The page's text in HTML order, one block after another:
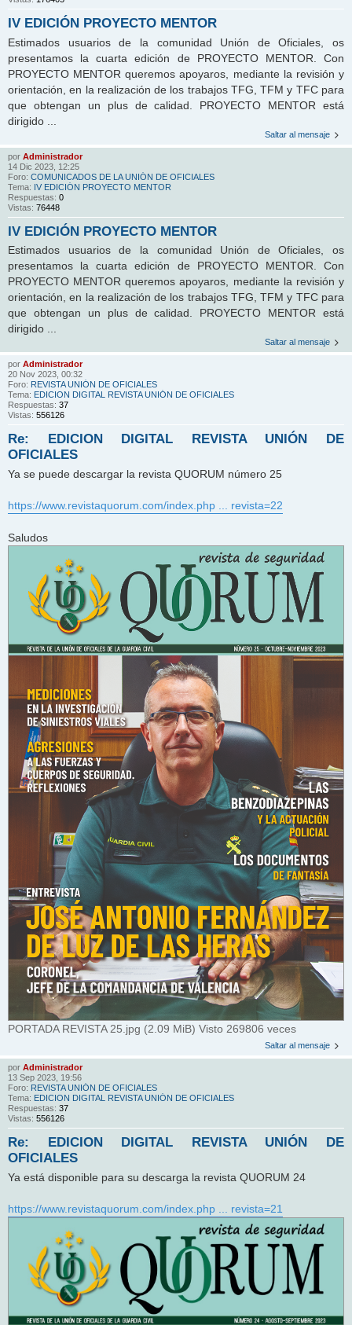
IV EDICIÓN PROYECTO MENTOR
Estimados usuarios de la comunidad Unión de Oficiales, os
presentamos la cuarta edición de PROYECTO MENTOR. Con
PROYECTO MENTOR queremos apoyaros, mediante la revisión y
orientación, en la realización de los trabajos TFG, TFM y TFC para
que obtengan un plus de calidad. PROYECTO MENTOR está
dirigido ...
Saltar al mensaje
por Administrador
14 Dic 2023, 12:25
Foro: COMUNICADOS DE LA UNIÓN DE OFICIALES
Tema: IV EDICIÓN PROYECTO MENTOR
Respuestas: 0
Vistas: 76448
IV EDICIÓN PROYECTO MENTOR
Estimados usuarios de la comunidad Unión de Oficiales, os
presentamos la cuarta edición de PROYECTO MENTOR. Con
PROYECTO MENTOR queremos apoyaros, mediante la revisión y
orientación, en la realización de los trabajos TFG, TFM y TFC para
que obtengan un plus de calidad. PROYECTO MENTOR está
dirigido ...
Saltar al mensaje
por Administrador
20 Nov 2023, 00:32
Foro: REVISTA UNIÓN DE OFICIALES
Tema: EDICION DIGITAL REVISTA UNIÓN DE OFICIALES
Respuestas: 37
Vistas: 556126
Re: EDICION DIGITAL REVISTA UNIÓN DE
OFICIALES
Ya se puede descargar la revista QUORUM número 25
https://www.revistaquorum.com/index.php ... revista=22
Saludos
PORTADA REVISTA 25.jpg (2.09 MiB) Visto 269806 veces
Saltar al mensaje
por Administrador
13 Sep 2023, 19:56
Foro: REVISTA UNIÓN DE OFICIALES
Tema: EDICION DIGITAL REVISTA UNIÓN DE OFICIALES
Respuestas: 37
Vistas: 556126
Re: EDICION DIGITAL REVISTA UNIÓN DE
OFICIALES
Ya está disponible para su descarga la revista QUORUM 24
https://www.revistaquorum.com/index.php ... revista=21